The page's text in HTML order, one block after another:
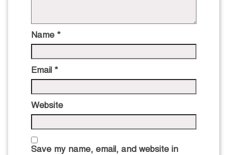
Name *
Email *
Website
Save my name, email, and website in